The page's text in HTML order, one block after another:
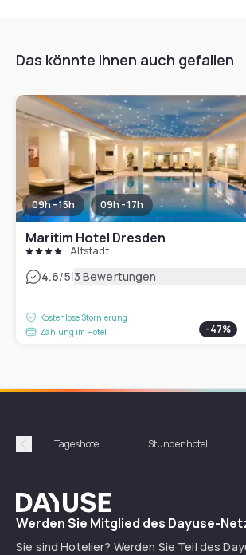
Das könnte Ihnen auch gefallen
09h - 15h 09h - 17h
Maritim Hotel Dresden
Altstadt
4.6/5|3 Bewertungen
Kostenlose Stornierung
Zahlung im Hotel
-47%
Précédent
Tageshotel Stundenhotel
Dayuse
Werden Sie Mitglied des Dayuse-
Sie sind Hotelier? Werden Sie Teil des